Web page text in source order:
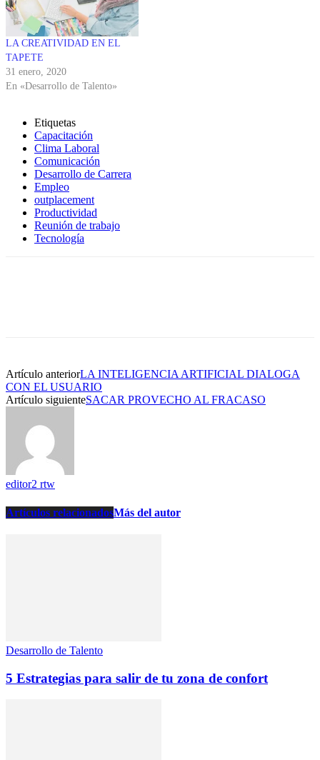
LA CREATIVIDAD EN EL
TAPETE
31 enero, 2020
En «Desarrollo de Talento»
Etiquetas
Capacitación
Clima Laboral
Comunicación
Desarrollo de Carrera
Empleo
outplacement
Productividad
Reunión de trabajo
Tecnología
Artículo anteriorLA INTELIGENCIA ARTIFICIAL DIALOGA
CON EL USUARIO
Artículo siguienteSACAR PROVECHO AL FRACASO
editor2 rtw
Artículos relacionadosMás del autor
Desarrollo de Talento
5 Estrategias para salir de tu zona de confort